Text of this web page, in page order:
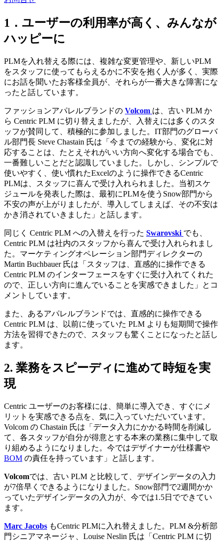
1．ユーザーの利用率が高く、みんなが
ハッピーに
PLMを入れ替える際には、複雑な変更管理や、新しいPLM
をスタッフに使ってもらえるかに不安を抱く人が多く、実際
にお話を聞いたお客様全員が、それらが一番大きな障害にな
ったと話しています。
ファッションアパレルブランドの Volcom は、古い PLM か
ら Centric PLM に切り替えましたが、入替えには多くのスタ
ッフが賛同して、積極的に参加しました。IT部門のグローバ
ル部門長 Steve Chastain 氏は「今までの経験から、変化に対
応することは、たとえそれがいい方向へ変化する場合でも、
一番難しいことだと認識していました。しかし、シンプルで
使いやすく、使い慣れたExcelのように操作できるCentric
PLMは、スタッフに喜んで受け入れられました。当初スケ
ジュールを発表した際は、最初にPLMを使うSnow部門から
不安の声が上がりましたが、導入してしまえば、その不安は
かき消されていきました」と話します。
同じく Centric PLM への入替えを行った Swarovski でも、
Centric PLM は社内のスタッフから喜んで受け入れられまし
た。マーケティングオペレーション部門ディレクターの
Martin Buchbauer 氏は「スタッフは、直感的に操作できる
Centric PLM のインターフェースをすぐに受け入れてくれた
ので、正しい方向に進んでいることを実感できました」とコ
メントしています。
また、あるアパレルブランドでは、直感的に操作できる
Centric PLM は、以前に使っていた PLM よりも短期間で操作
方法を習得できたので、スタッフも驚くことになったと話し
ます。
2. 業務をスピーディに進めて時短を実
現
Centric ユーザーのお客様には、簡単に導入でき、すぐにメ
リットを実感できる点を、気に入っていただいています。
Volcom の Chastain 氏は「データ入力にかかる時間を削減し
て、各スタッフが自分が得意とする本来の業務に集中して取
り組めるようになりました。今ではデザイナーが仕様書や
BOM の責任を持っています」と話します。
Volcomでは、古い PLM と比較して、デザインデータの入力
が7倍早くできるようになりました。Snow部門で2週間かか
っていたデザインデータの入力が、今では1.5日でできてい
ます。
Marc Jacobs もCentric PLMに入れ替えました。PLM &分析部
門シニアマネージャ、Louise Neslin 氏は「Centric PLM に切